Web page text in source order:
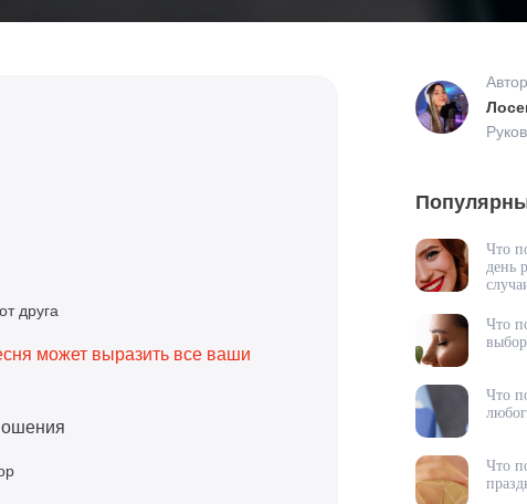
друга
может выразить все ваши
Автор
Что
день
Что
Что
Что